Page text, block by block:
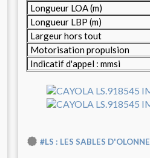
Longueur LOA (m)
Longueur LBP (m)
Largeur hors tout
Motorisation propulsion
Indicatif d'appel : mmsi
#LS : LES SABLES D'OLONNE